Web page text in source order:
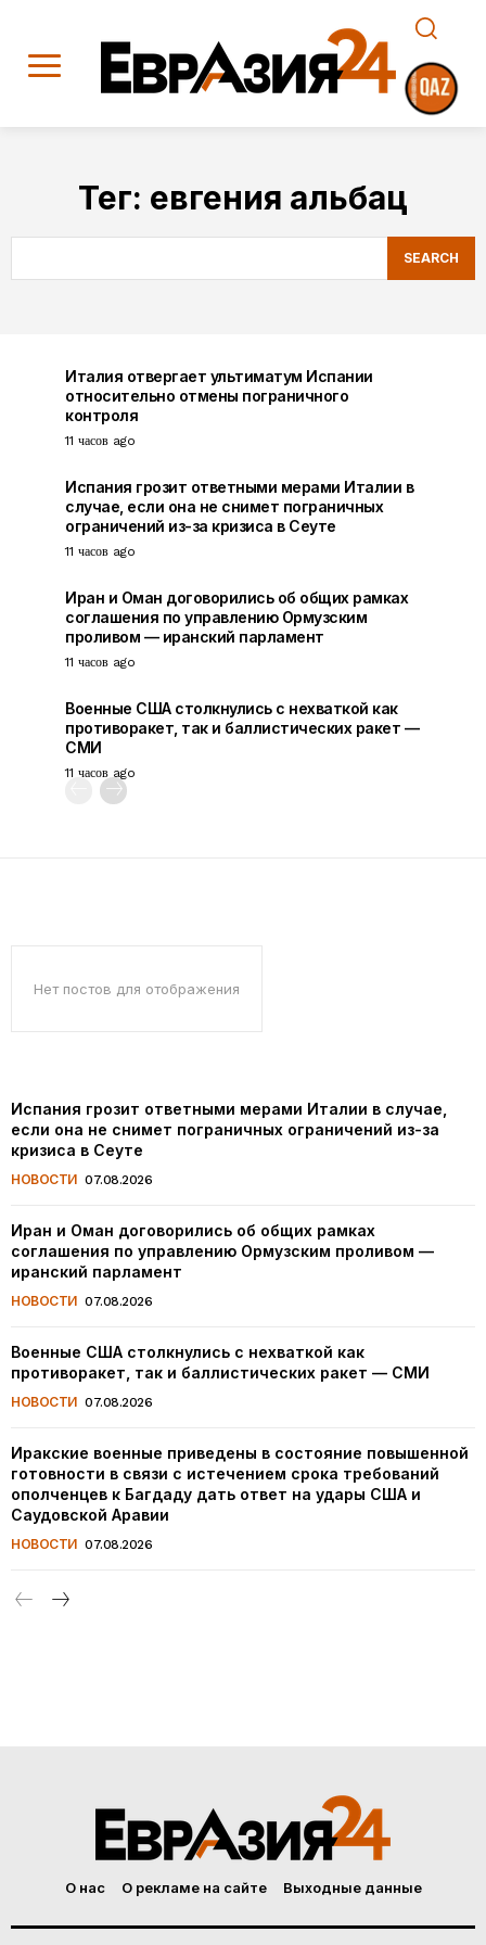
Тег: евгения альбац
SEARCH
Италия отвергает ультиматум Испании
относительно отмены пограничного
контроля
11 часов ago
Испания грозит ответными мерами Италии в
случае, если она не снимет пограничных
ограничений из-за кризиса в Сеуте
11 часов ago
Иран и Оман договорились об общих рамках
соглашения по управлению Ормузским
проливом — иранский парламент
11 часов ago
Военные США столкнулись с нехваткой как
противоракет, так и баллистических ракет —
СМИ
11 часов ago
Нет постов для отображения
Испания грозит ответными мерами Италии в случае,
если она не снимет пограничных ограничений из-за
кризиса в Сеуте
НОВОСТИ 07.08.2026
Иран и Оман договорились об общих рамках
соглашения по управлению Ормузским проливом —
иранский парламент
НОВОСТИ 07.08.2026
Военные США столкнулись с нехваткой как
противоракет, так и баллистических ракет — СМИ
НОВОСТИ 07.08.2026
Иракские военные приведены в состояние повышенной
готовности в связи с истечением срока требований
ополченцев к Багдаду дать ответ на удары США и
Саудовской Аравии
НОВОСТИ 07.08.2026
О нас О рекламе на сайте Выходные данные